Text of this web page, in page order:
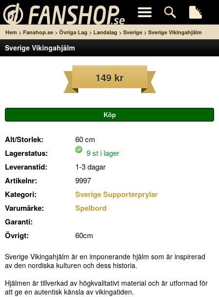
Hem > Fanshop.se > Övriga Lag > Landslag > Sverige > Sverige Vikingahjälm
Sverige Vikingahjälm
149 kr
Alt/Storlek: 60 cm
Lagerstatus: 9 st i lager
Leveranstid: 1-3 dagar
Artikelnr: 9997
Kategori:
Sverige Supporterprylar
Varumärke:
Spelbord
Garanti:
Övrigt:
60cm
Sverige Vikingahjälm är en imponerande hjälm som är inspirerad
av den nordiska kulturen och dess historia.
Hjälmen är tillverkad av högkvalitativt material och är utformad för
att ge en autentisk känsla av vikingatiden.